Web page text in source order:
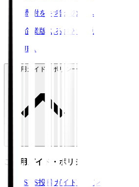
寄附をお考えの方へ
企業版ふるさと納税
JFA
ご利用ガイド・ポリシー
ご利用ガイド・ポリシー
SNS投稿ガイドライン